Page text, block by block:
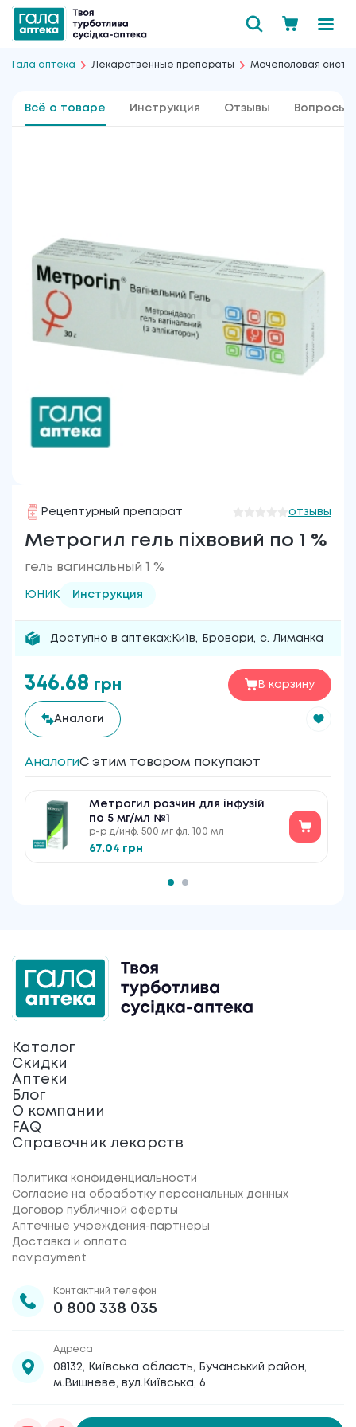
Гала аптека Лекарственные препараты Мочеполовая
Всё о товаре Инструкция Отзывы Вопросы
Рецептурный препарат отзывы
Метрогил гель піхвовий по 1 %
гель вагинальный 1 %
ЮНИК Инструкция
Доступно в аптеках: Київ, Бровари, с. Лиманка
346.68 грн В корзину
Аналоги
АналогиС этим товаром покупают
Метрогил розчин для інфузій
по 5 мг/мл №1
р-р д/инф. 500 мг фл. 100 мл
67.04 грн
Каталог
Скидки
Аптеки
Блог
О компании
FAQ
Справочник лекарств
Политика конфиденциальности
Согласие на обработку персональных данных
Договор публичной оферты
Аптечные учреждения-партнеры
Доставка и оплата
nav.payment
Контактний телефон
0 800 338 035
Адреса
08132, Київська область, Бучанський район,
м.Вишневе, вул.Київська, 6